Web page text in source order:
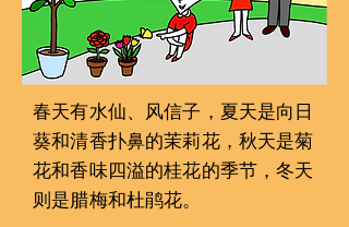
春天有水仙、风信子，夏天是向日
葵和清香扑鼻的茉莉花，秋天是菊
花和香味四溢的桂花的季节，冬天
则是腊梅和杜鹃花。